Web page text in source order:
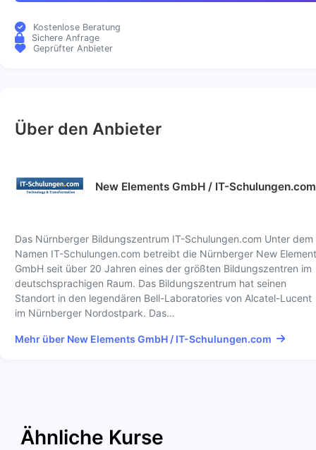
Kostenlose Beratung
Sichere Anfrage
Geprüfter Anbieter
Über den Anbieter
New Elements GmbH / IT-Schulungen.com
Das Nürnberger Bildungszentrum IT-Schulungen.com Unter dem
Namen IT-Schulungen.com betreibt die Nürnberger New
GmbH seit über 20 Jahren eines der größten Bildungszentren im
deutschsprachigen Raum. Das Bildungszentrum hat seinen
Standort in den legendären Bell-Laboratories von Alcatel-Lucent
im Nürnberger Nordostpark. Das…
Mehr über New Elements GmbH / IT-Schulungen.com
Ähnliche Kurse